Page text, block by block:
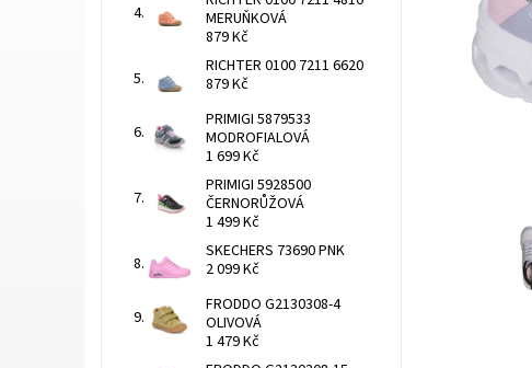
MERUŇKOVÁ
879 Kč
RICHTER 0100 7211 6620
879 Kč
PRIMIGI 5879533
MODROFIALOVÁ
1 699 Kč
PRIMIGI 5928500
ČERNORŮŽOVÁ
1 499 Kč
SKECHERS 73690 PNK
2 099 Kč
FRODDO G2130308-4
OLIVOVÁ
1 479 Kč